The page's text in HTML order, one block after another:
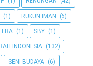
(1) RUKUN IMAN (6)
(1) SBY (1)
INDONESIA (132)
SENI BUDAYA (6)